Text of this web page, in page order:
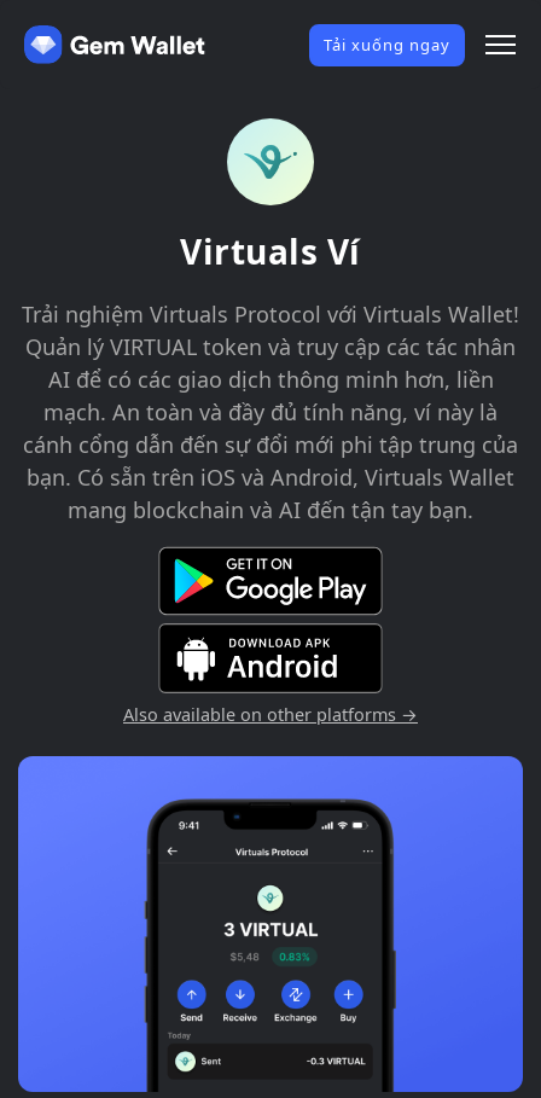
Tải xuống ngay
Virtuals Ví
Trải nghiệm Virtuals Protocol với Virtuals Wallet!
Quản lý VIRTUAL token và truy cập các tác nhân
AI để có các giao dịch thông minh hơn, liền
mạch. An toàn và đầy đủ tính năng, ví này là
cánh cổng dẫn đến sự đổi mới phi tập trung của
bạn. Có sẵn trên iOS và Android, Virtuals Wallet
mang blockchain và AI đến tận tay bạn.
Also available on other platforms →